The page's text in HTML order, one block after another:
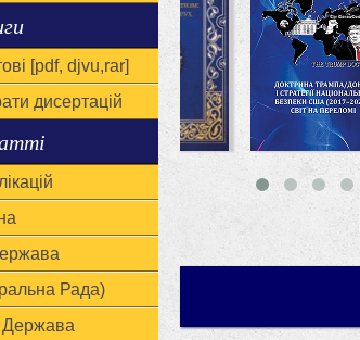
[pdf, djvu,rar]
дисертацій
Рада)
Держава